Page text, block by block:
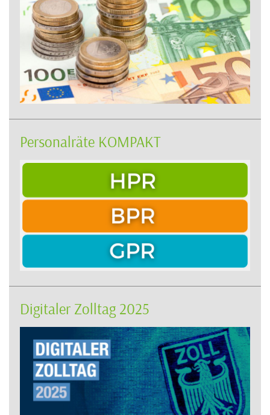
Personalräte KOMPAKT
Digitaler Zolltag 2025